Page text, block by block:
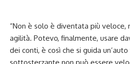
“Non è solo è diventata più veloce,
agilità. Potevo, finalmente, usare
dei conti, è così che si guida